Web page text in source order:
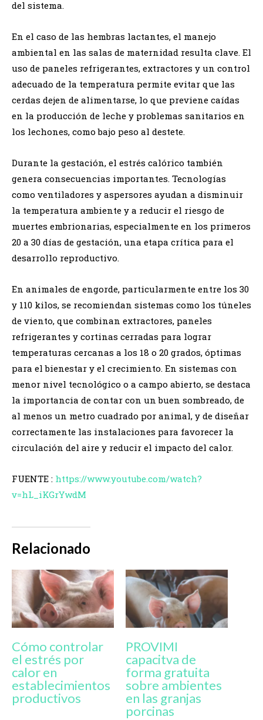
del sistema.
En el caso de las hembras lactantes, el manejo
ambiental en las salas de maternidad resulta clave. El
uso de paneles refrigerantes, extractores y un control
adecuado de la temperatura permite evitar que las
cerdas dejen de alimentarse, lo que previene caídas
en la producción de leche y problemas sanitarios en
los lechones, como bajo peso al destete.
Durante la gestación, el estrés calórico también
genera consecuencias importantes. Tecnologías
como ventiladores y aspersores ayudan a disminuir
la temperatura ambiente y a reducir el riesgo de
muertes embrionarias, especialmente en los primeros
20 a 30 días de gestación, una etapa crítica para el
desarrollo reproductivo.
En animales de engorde, particularmente entre los 30
y 110 kilos, se recomiendan sistemas como los túneles
de viento, que combinan extractores, paneles
refrigerantes y cortinas cerradas para lograr
temperaturas cercanas a los 18 o 20 grados, óptimas
para el bienestar y el crecimiento. En sistemas con
menor nivel tecnológico o a campo abierto, se destaca
la importancia de contar con un buen sombreado, de
al menos un metro cuadrado por animal, y de diseñar
correctamente las instalaciones para favorecer la
circulación del aire y reducir el impacto del calor.
FUENTE : https://www.youtube.com/watch?
v=hL_iKGrYwdM
Relacionado
Cómo controlar
el estrés por
calor en
establecimientos
productivos
PROVIMI
capacitva de
forma gratuita
sobre ambientes
en las granjas
porcinas